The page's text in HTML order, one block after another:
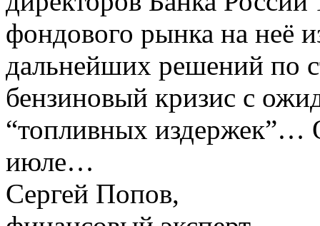
фондового рынка на неё
дальнейших решений по
бензиновый кризис с
“топливных издержек”…
июле…
Сергей Попов,